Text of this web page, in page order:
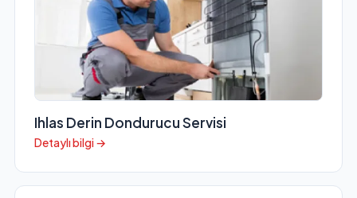
Ihlas Derin Dondurucu Servisi
Detaylı bilgi →